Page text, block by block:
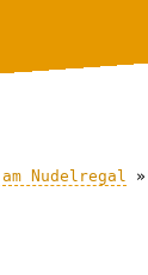
am Nudelregal »